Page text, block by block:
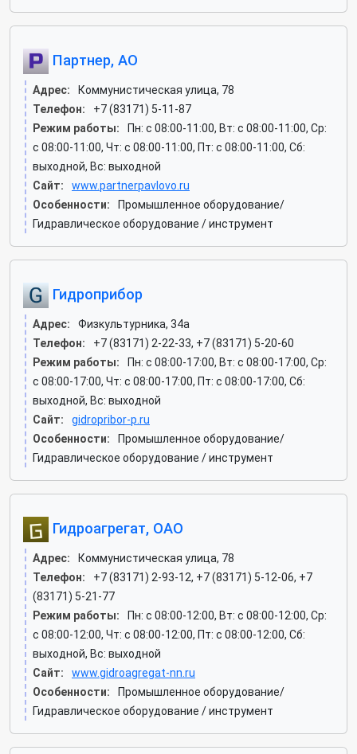
Партнер, АО
Адрес:
Коммунистическая улица, 78
Телефон:
+7 (83171) 5-11-87
Режим работы:
Пн: c 08:00-11:00, Вт: c 08:00-11:00, Ср:
c 08:00-11:00, Чт: c 08:00-11:00, Пт: c 08:00-11:00, Сб:
выходной, Вс: выходной
Сайт:
www.partnerpavlovo.ru
Особенности:
Промышленное оборудование/
Гидравлическое оборудование / инструмент
Гидроприбор
Адрес:
Физкультурника, 34а
Телефон:
+7 (83171) 2-22-33, +7 (83171) 5-20-60
Режим работы:
Пн: c 08:00-17:00, Вт: c 08:00-17:00, Ср:
c 08:00-17:00, Чт: c 08:00-17:00, Пт: c 08:00-17:00, Сб:
выходной, Вс: выходной
Сайт:
gidropribor-p.ru
Особенности:
Промышленное оборудование/
Гидравлическое оборудование / инструмент
Гидроагрегат, ОАО
Адрес:
Коммунистическая улица, 78
Телефон:
+7 (83171) 2-93-12, +7 (83171) 5-12-06, +7
(83171) 5-21-77
Режим работы:
Пн: c 08:00-12:00, Вт: c 08:00-12:00, Ср:
c 08:00-12:00, Чт: c 08:00-12:00, Пт: c 08:00-12:00, Сб:
выходной, Вс: выходной
Сайт:
www.gidroagregat-nn.ru
Особенности:
Промышленное оборудование/
Гидравлическое оборудование / инструмент